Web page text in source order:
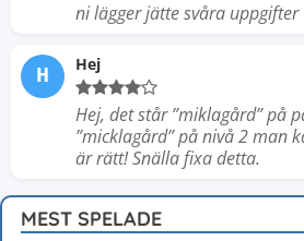
ni lägger jätte svåra uppgifter
H Hej
Hej, det står ”miklagård” på
”micklagård” på nivå 2 man
är rätt! Snälla fixa detta.
MEST SPELADE